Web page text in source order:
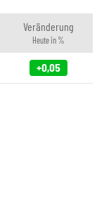
Veränderung
Heute in %
+0,05